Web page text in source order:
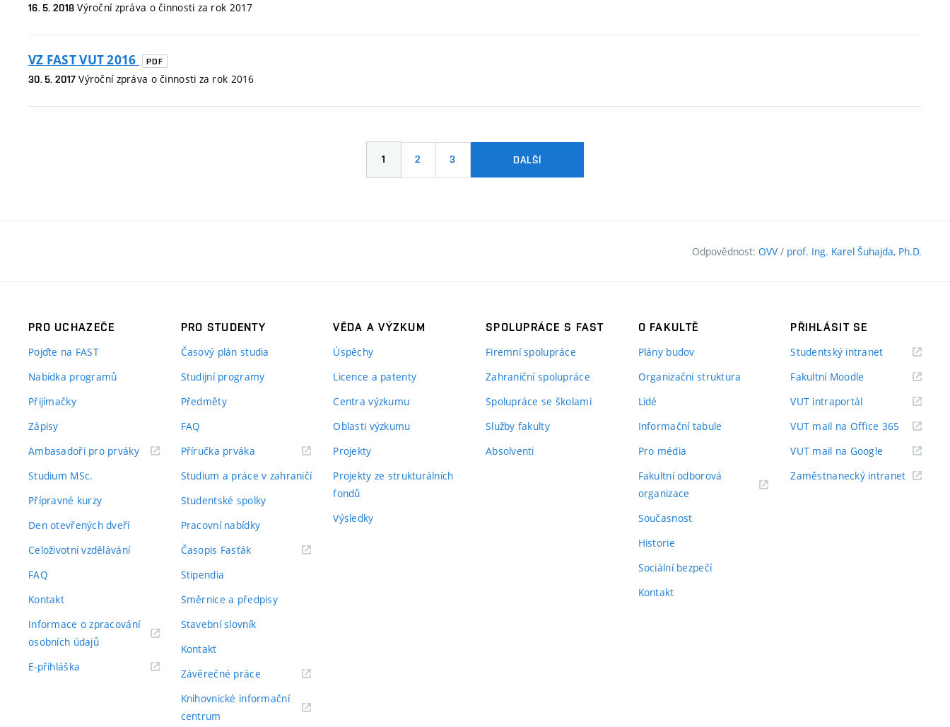
16. 5. 2018 Výroční zpráva o činnosti za rok 2017
VZ FAST VUT 2016 PDF
30. 5. 2017 Výroční zpráva o činnosti za rok 2016
1 2 3 DALŠÍ
Odpovědnost: OVV / prof. Ing. Karel Šuhajda, Ph.D.
PRO UCHAZEČE
Pojďte na FAST
Nabídka programů
Přijímačky
Zápisy
Ambasadoři pro prváky(externí
Studium MSc.
Přípravné kurzy
Den otevřených dveří
Celoživotní vzdělávání
FAQ
Kontakt
Informace o zpracování
osobních údajů(externí
E-přihláška
PRO STUDENTY
Časový plán studia
Studijní programy
Předměty
FAQ
Příručka prváka(externí
Studium a práce v zahraničí
Studentské spolky
Pracovní nabídky
Časopis Fasťák(externí
Stipendia
Směrnice a předpisy
Stavební slovník
Kontakt
Závěrečné práce(externí
Knihovnické informační
centrum
VĚDA A VÝZKUM
Úspěchy
Licence a patenty
Centra výzkumu
Oblasti výzkumu
Projekty
Projekty ze strukturálních
fondů
Výsledky
SPOLUPRÁCE S FAST
Firemní spolupráce
Zahraniční spolupráce
Spolupráce se školami
Služby fakulty
Absolventi
O FAKULTĚ
Plány budov
Organizační struktura
Lidé
Informační tabule
Pro média
Fakultní odborová
organizace
Současnost
Historie
Sociální bezpečí
Kontakt
PŘIHLÁSIT SE
Studentský intranet(externí
Fakultní Moodle
VUT intraportál(externí
VUT mail na Office 365 (externí
odkaz)
VUT mail na Google (externí
Zaměstnanecký intranet(externí